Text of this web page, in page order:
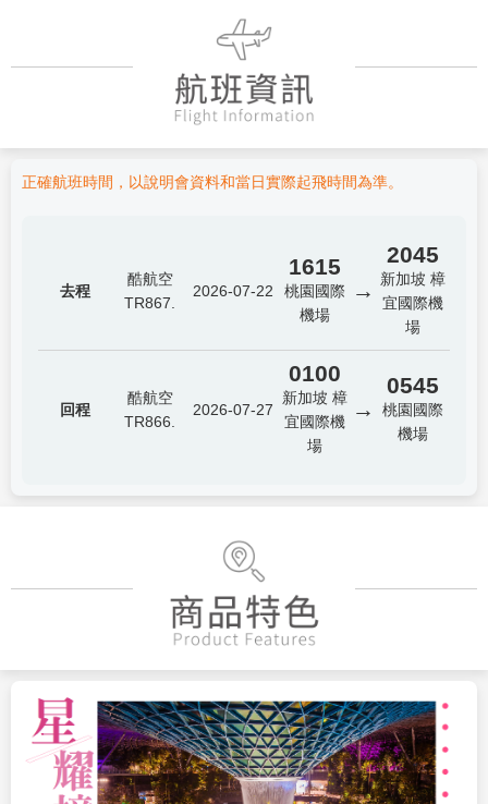
正確航班時間，以說明會資料和當日實際起飛時間為準。
去程
酷航空
TR867.
2026-07-22
1615
桃園國際
機場
→
2045
新加坡 樟
宜國際機
場
回程
酷航空
TR866.
2026-07-27
0100
新加坡 樟
宜國際機
場
→
0545
桃園國際
機場